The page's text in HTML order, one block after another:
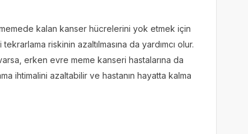
kalan kanser hücrelerini yok etmek için
riskinin azaltılmasına da yardımcı olur.
erken evre meme kanseri hastalarına da
ihtimalini azaltabilir ve hastanın hayatta kalma